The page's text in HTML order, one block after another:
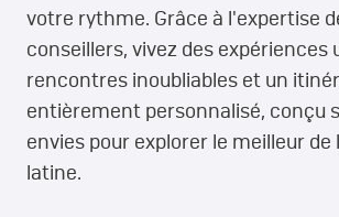
votre rythme. Grâce à l'expertise
conseillers, vivez des expériences
rencontres inoubliables et un
entièrement personnalisé, conçu
envies pour explorer le meilleur de
latine.